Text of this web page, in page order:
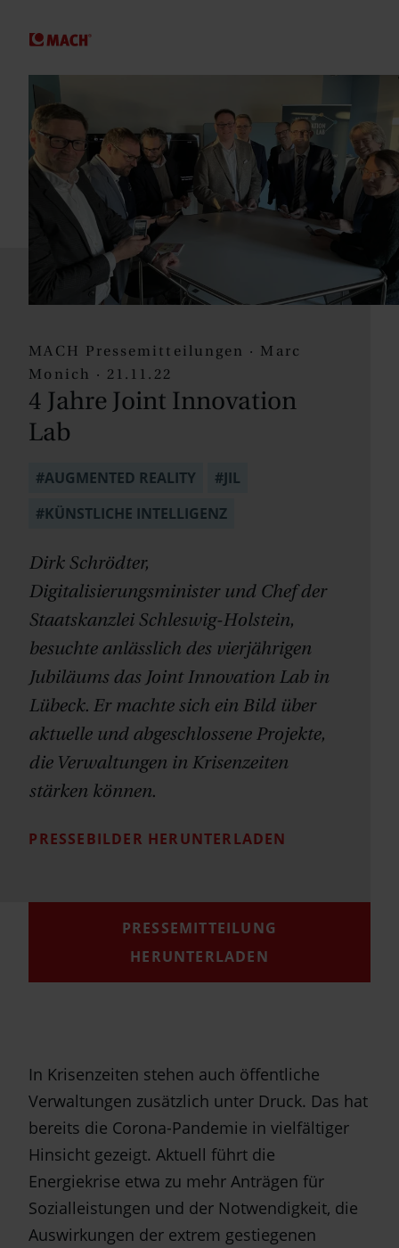
MACH Pressemitteilungen · Marc
Monich · 21.11.22
4 Jahre Joint Innovation
Lab
#AUGMENTED REALITY
#JIL
#KÜNSTLICHE INTELLIGENZ
Dirk Schrödter,
Digitalisierungsminister und Chef der
Staatskanzlei Schleswig-Holstein,
besuchte anlässlich des vierjährigen
Jubiläums das Joint Innovation Lab in
Lübeck. Er machte sich ein Bild über
aktuelle und abgeschlossene Projekte,
die Verwaltungen in Krisenzeiten
stärken können.
PRESSEBILDER HERUNTERLADEN
PRESSEMITTEILUNG
HERUNTERLADEN
In Krisenzeiten stehen auch öffentliche
Verwaltungen zusätzlich unter Druck. Das hat
bereits die Corona-Pandemie in vielfältiger
Hinsicht gezeigt. Aktuell führt die
Energiekrise etwa zu mehr Anträgen für
Sozialleistungen und der Notwendigkeit, die
Auswirkungen der extrem gestiegenen